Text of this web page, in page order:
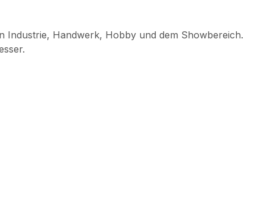
Industrie, Handwerk, Hobby und dem Showbereich.